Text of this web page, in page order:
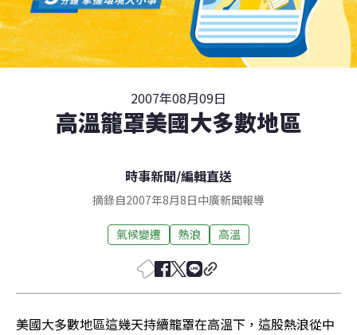
2007年08月09日
高溫籠罩美國大多數地區
時事新聞/編輯直送
摘錄自2007年8月8日中廣新聞報導
氣候變遷 熱浪 高溫
美國大多數地區這幾天持續籠罩在高溫下，這股熱浪從中